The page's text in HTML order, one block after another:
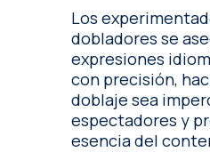
Los
dobladores se
expresiones
con precisión,
doblaje sea
espectadores y
esencia del